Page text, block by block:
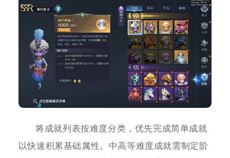
将成就列表按难度分类，优先完成简单成就
以快速积累基础属性。中高等难度成就需制定阶